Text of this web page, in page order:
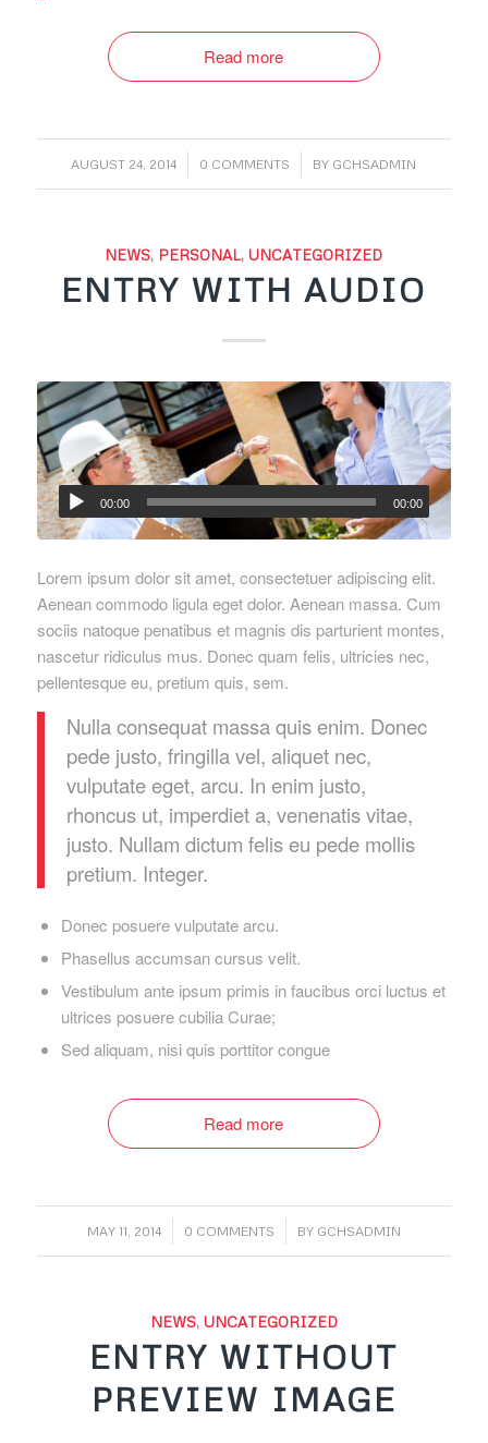
Read more
AUGUST 24, 2014
/ 0 COMMENTS
/ BY GCHSADMIN
NEWS, PERSONAL,UNCATEGORIZED
ENTRY WITH AUDIO
00:00 00:00
Lorem ipsum dolor sit amet, consectetuer adipiscing elit.
Aenean commodo ligula eget dolor. Aenean massa. Cum
sociis natoque penatibus et magnis dis parturient montes,
nascetur ridiculus mus. Donec quam felis, ultricies nec,
pellentesque eu, pretium quis, sem.
Nulla consequat massa quis enim. Donec
pede justo, fringilla vel, aliquet nec,
vulputate eget, arcu. In enim justo,
rhoncus ut, imperdiet a, venenatis vitae,
justo. Nullam dictum felis eu pede mollis
pretium. Integer.
Donec posuere vulputate arcu.
Phasellus accumsan cursus velit.
Vestibulum ante ipsum primis in faucibus orci luctus et
ultrices posuere cubilia Curae;
Sed aliquam, nisi quis porttitor congue
Read more
MAY 11, 2014
/ 0 COMMENTS
/ BY GCHSADMIN
NEWS, UNCATEGORIZED
ENTRY WITHOUT
PREVIEW IMAGE